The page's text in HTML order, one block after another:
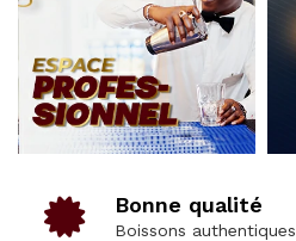
Bonne qualité
Boissons authentiques